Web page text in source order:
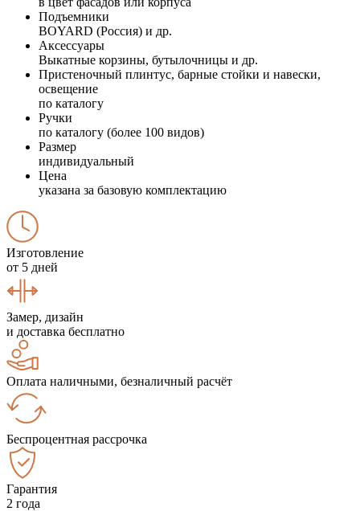
Подъемники
BOYARD (Россия) и др.
Аксессуары
Выкатные корзины, бутылочницы и др.
Пристеночный плинтус, барные стойки и навески,
освещение
по каталогу
Ручки
по каталогу (более 100 видов)
Размер
индивидуальный
Цена
указана за базовую комплектацию
Изготовление
от 5 дней
Замер, дизайн
и доставка бесплатно
Оплата наличными, безналичный расчёт
Беспроцентная рассрочка
Гарантия
2 года